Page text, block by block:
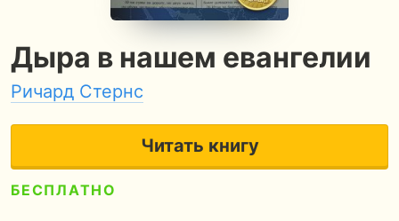
Дыра в нашем евангелии
Ричард Стернс
Читать книгу
БЕСПЛАТНО